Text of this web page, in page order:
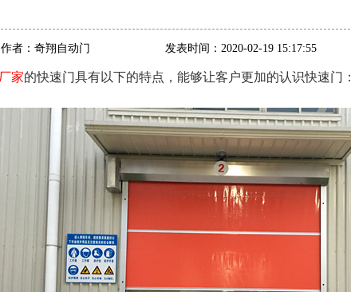
作者： 奇翔自动门 发表时间： 2020-02-19 15:17:55
家的快速门具有以下的特点，能够让客户更加的认识快速门：